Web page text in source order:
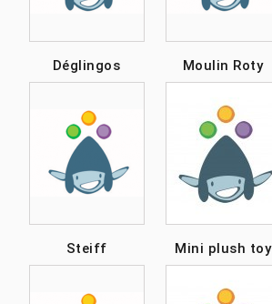
Déglingos Moulin Roty
Steiff Mini plush toy